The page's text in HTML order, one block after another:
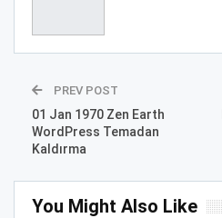
PREV POST
01 Jan 1970 Zen Earth
WordPress Temadan
Kaldırma
You Might Also Like